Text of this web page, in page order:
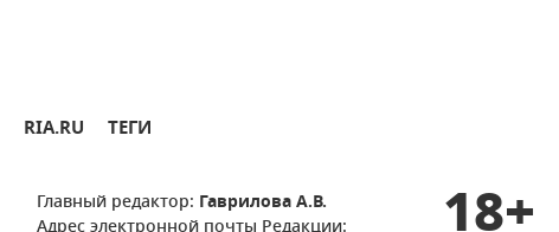
RIA.RU ТЕГИ
Главный редактор: Гаврилова А.В.